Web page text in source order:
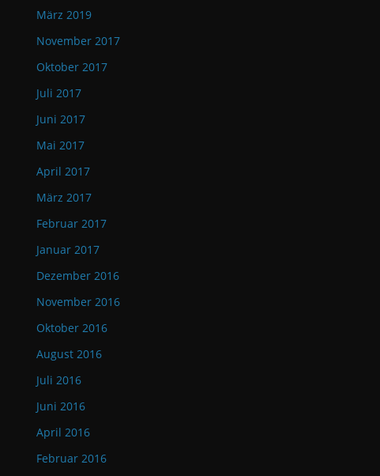
März 2019
November 2017
Oktober 2017
Juli 2017
Juni 2017
Mai 2017
April 2017
März 2017
Februar 2017
Januar 2017
Dezember 2016
November 2016
Oktober 2016
August 2016
Juli 2016
Juni 2016
April 2016
Februar 2016